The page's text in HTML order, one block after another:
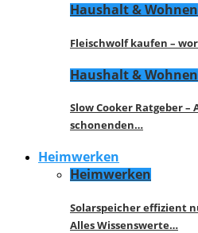
Haushalt & Wohnen
Fleischwolf kaufen –
Haushalt & Wohnen
Slow Cooker Ratgeber –
schonenden…
Heimwerken
Heimwerken
Solarspeicher effizient
Alles Wissenswerte…